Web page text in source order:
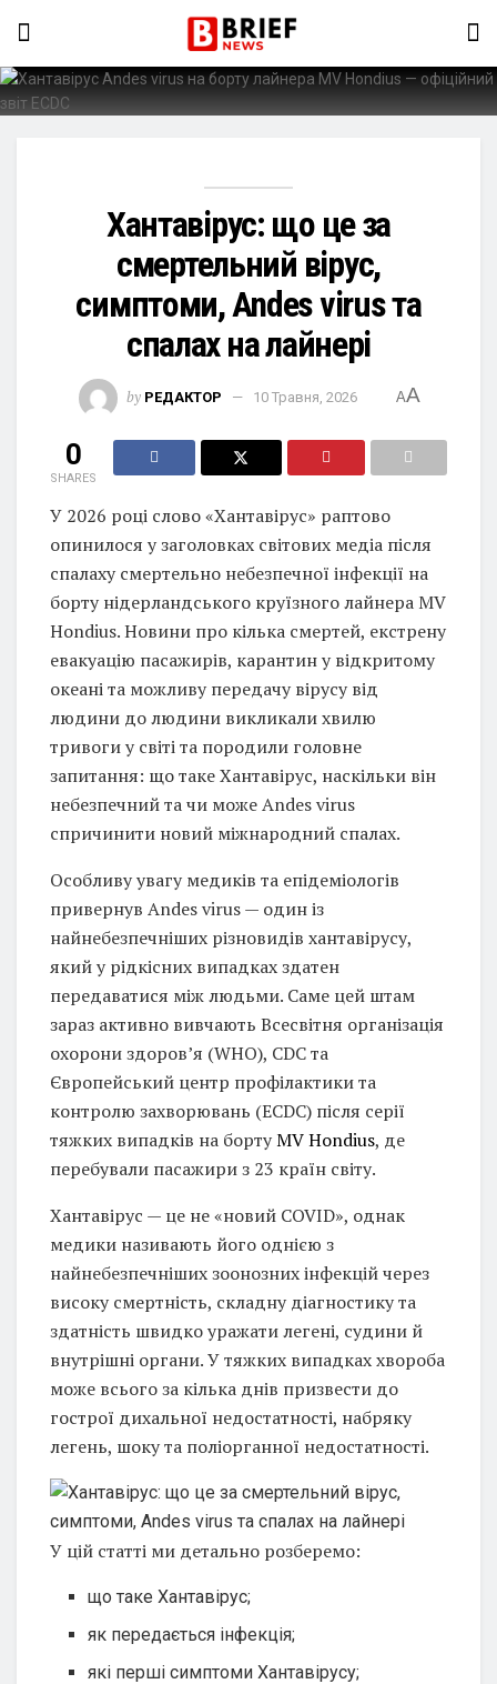
Хантавірус: що це за
смертельний вірус,
симптоми, Andes virus та
спалах на лайнері
by РЕДАКТОР 10 Травня, 2026 AA
0
SHARES
У 2026 році слово «Хантавірус» раптово
опинилося у заголовках світових медіа після
спалаху смертельно небезпечної інфекції на
борту нідерландського круїзного лайнера MV
Hondius. Новини про кілька смертей, екстрену
евакуацію пасажирів, карантин у відкритому
океані та можливу передачу вірусу від
людини до людини викликали хвилю
тривоги у світі та породили головне
запитання: що таке Хантавірус, наскільки він
небезпечний та чи може Andes virus
спричинити новий міжнародний спалах.
Особливу увагу медиків та епідеміологів
привернув Andes virus — один із
найнебезпечніших різновидів хантавірусу,
який у рідкісних випадках здатен
передаватися між людьми. Саме цей штам
зараз активно вивчають Всесвітня організація
охорони здоров’я (WHO), CDC та
Європейський центр профілактики та
контролю захворювань (ECDC) після серії
тяжких випадків на бортуMV Hondius, де
перебували пасажири з 23 країн світу.
Хантавірус — це не «новий COVID», однак
медики називають його однією з
найнебезпечніших зоонозних інфекцій через
високу смертність, складну діагностику та
здатність швидко уражати легені, судини й
внутрішні органи. У тяжких випадках хвороба
може всього за кілька днів призвести до
гострої дихальної недостатності, набряку
легень, шоку та поліорганної недостатності.
У цій статті ми детально розберемо:
що таке Хантавірус;
як передається інфекція;
які перші симптоми Хантавірусу;